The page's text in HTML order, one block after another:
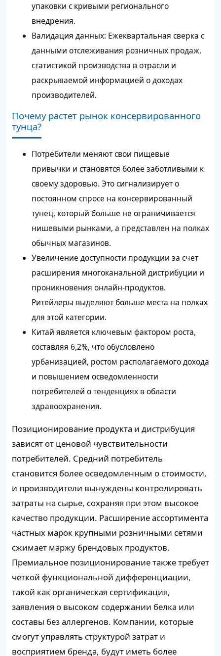
упаковки с кривыми регионального
внедрения.
Валидация данных: Ежеквартальная сверка с
данными отслеживания розничных продаж,
статистикой производства в отрасли и
раскрываемой информацией о доходах
производителей.
Почему растет рынок консервированного
тунца?
Потребители меняют свои пищевые
привычки и становятся более заботливыми к
своему здоровью. Это сигнализирует о
постоянном спросе на консервированный
тунец, который больше не ограничивается
нишевыми рынками, а представлен на полках
обычных магазинов.
Увеличение доступности продукции за счет
расширения многоканальной дистрибуции и
проникновения онлайн-продуктов.
Ритейлеры выделяют больше места на полках
для этой категории.
Китай является ключевым фактором роста,
составляя 6,2%, что обусловлено
урбанизацией, ростом располагаемого дохода
и повышением осведомленности
потребителей о тенденциях в области
здравоохранения.
Позиционирование продукта и дистрибуция
зависят от ценовой чувствительности
потребителей. Средний потребитель
становится более осведомленным о стоимости,
и производители вынуждены контролировать
затраты на сырье, сохраняя при этом высокое
качество продукции. Расширение ассортимента
частных марок крупными розничными сетями
сжимает маржу брендовых продуктов.
Премиальное позиционирование также требует
четкой функциональной дифференциации,
такой как органическая сертификация,
заявления о высоком содержании белка или
составы без аллергенов. Компании, которые
смогут управлять структурой затрат и
восприятием бренда, будут иметь более